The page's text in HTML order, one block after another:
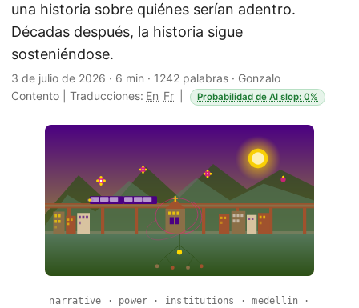
una historia sobre quiénes serían adentro.
Décadas después, la historia sigue
sosteniéndose.
3 de julio de 2026 · 6 min · 1242 palabras · Gonzalo
Contento
Traducciones: En Fr Probabilidad de AI slop: 0%
narrative · power · institutions · medellin ·